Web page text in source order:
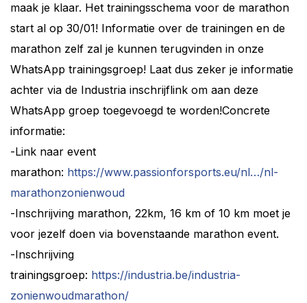
maak je klaar. Het trainingsschema voor de marathon
start al op 30/01! Informatie over de trainingen en de
marathon zelf zal je kunnen terugvinden in onze
WhatsApp trainingsgroep! Laat dus zeker je informatie
achter via de Industria inschrijflink om aan deze
WhatsApp groep toegevoegd te worden!Concrete
informatie:
-Link naar event
marathon: https://www.passionforsports.eu/nl…/nl-
marathonzonienwoud
-Inschrijving marathon, 22km, 16 km of 10 km moet je
voor jezelf doen via bovenstaande marathon event.
-Inschrijving
trainingsgroep: https://industria.be/industria-
zonienwoudmarathon/